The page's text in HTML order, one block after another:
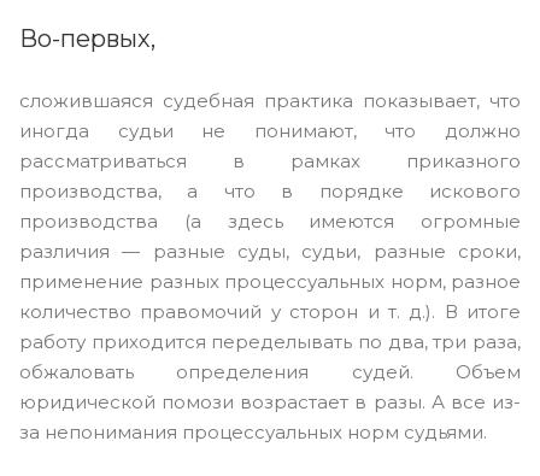
Во-первых,
сложившаяся судебная практика показывает, что
иногда судьи не понимают, что должно
рассматриваться в рамках приказного
производства, а что в порядке искового
производства (а здесь имеются огромные
различия — разные суды, судьи, разные сроки,
применение разных процессуальных норм, разное
количество правомочий у сторон и т. д.). В итоге
работу приходится переделывать по два, три раза,
обжаловать определения судей. Объем
юридической помози возрастает в разы. А все из-
за непонимания процессуальных норм судьями.